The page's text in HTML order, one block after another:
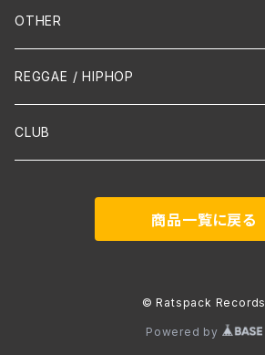
Mandolin
声楽
吹奏楽
Contemporary / Avangarde
OTHER
REGGAE / HIPHOP
CLUB
商品一覧に戻る
© Ratspack Records
Powered by